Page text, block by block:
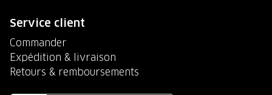
Service client
Commander
Expédition & livraison
Retours & remboursements